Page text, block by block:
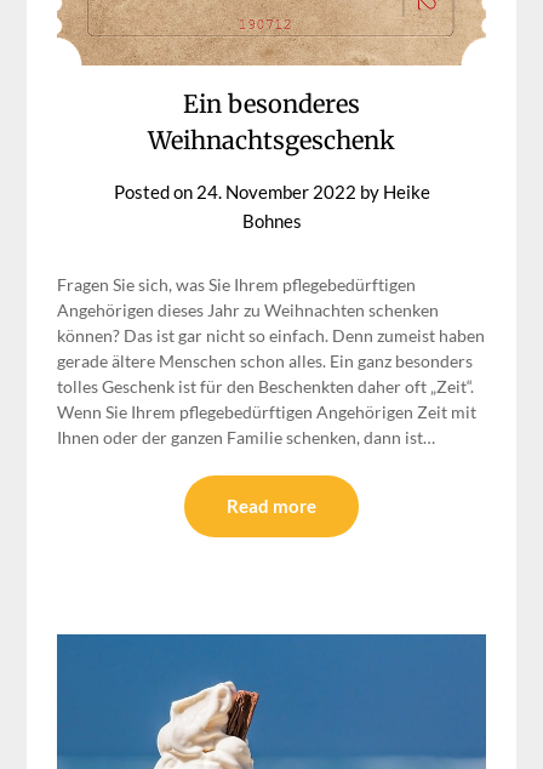
Ein besonderes
Weihnachtsgeschenk
Posted on 24. November 2022 by Heike
Bohnes
Fragen Sie sich, was Sie Ihrem pflegebedürftigen
Angehörigen dieses Jahr zu Weihnachten schenken
können? Das ist gar nicht so einfach. Denn zumeist haben
gerade ältere Menschen schon alles. Ein ganz besonders
tolles Geschenk ist für den Beschenkten daher oft „Zeit“.
Wenn Sie Ihrem pflegebedürftigen Angehörigen Zeit mit
Ihnen oder der ganzen Familie schenken, dann ist…
Read more